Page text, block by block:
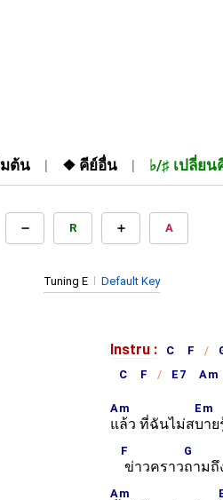
มต้น ❖ คีย์อื่น ♭/♯ เปลี่ยน
R A
Tuning E Default Key
Instru : C F
C F
E7 Am
Am
แล้ว ที่ฉันไม่ส
Em
บาย
F
ข่าวคราว
G
ถามถึ
Am